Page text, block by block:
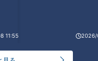
11:55 2026/